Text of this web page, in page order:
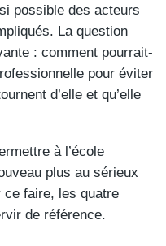
possible des acteurs
La question
: comment pourrait-
pour éviter
d’elle et qu’elle
à l’école
plus au sérieux
ce faire, les quatre
de référence.